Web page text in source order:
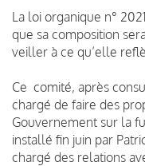
La loi organique n°
que sa composition
veiller à ce qu’elle
Ce comité, après
chargé de faire des
Gouvernement sur la
installé fin juin par
chargé des relations